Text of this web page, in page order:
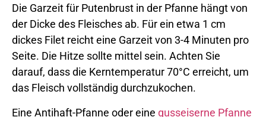
Die Garzeit für Putenbrust in der Pfanne hängt von
der Dicke des Fleisches ab. Für ein etwa 1 cm
dickes Filet reicht eine Garzeit von 3-4 Minuten pro
Seite. Die Hitze sollte mittel sein. Achten Sie
darauf, dass die Kerntemperatur 70°C erreicht, um
das Fleisch vollständig durchzukochen.
Eine Antihaft-Pfanne oder eine gusseiserne Pfanne